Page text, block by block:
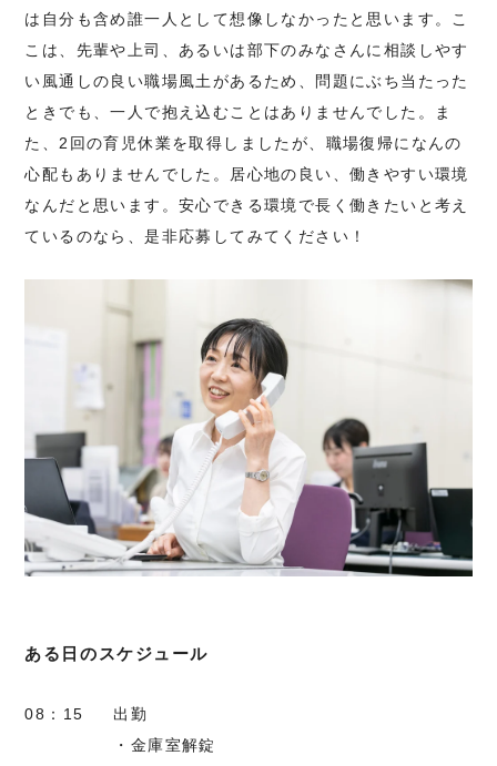
は自分も含め誰一人として想像しなかったと思います。こ
こは、先輩や上司、あるいは部下のみなさんに相談しやす
い風通しの良い職場風土があるため、問題にぶち当たった
ときでも、一人で抱え込むことはありませんでした。ま
た、2回の育児休業を取得しましたが、職場復帰になんの
心配もありませんでした。居心地の良い、働きやすい環境
なんだと思います。安心できる環境で長く働きたいと考え
ているのなら、是非応募してみてください！
ある日のスケジュール
08：15
出勤
・金庫室解錠